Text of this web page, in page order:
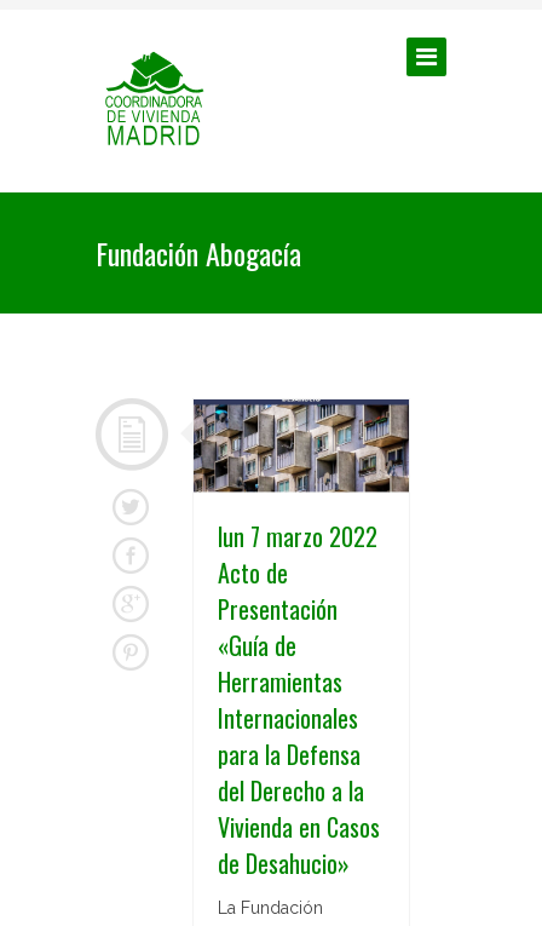
Fundación Abogacía
lun 7 marzo 2022
Acto de
Presentación
«Guía de
Herramientas
Internacionales
para la Defensa
del Derecho a la
Vivienda en Casos
de Desahucio»
La Fundación